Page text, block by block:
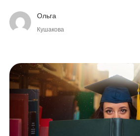
Ольга
Кушакова